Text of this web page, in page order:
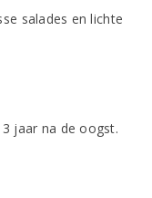
salades en lichte
jaar na de oogst.